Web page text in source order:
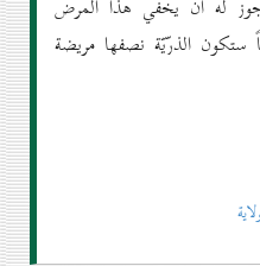
له أن يخفي هذا المرض
ستكون الذرّيّة نصفها مريضة